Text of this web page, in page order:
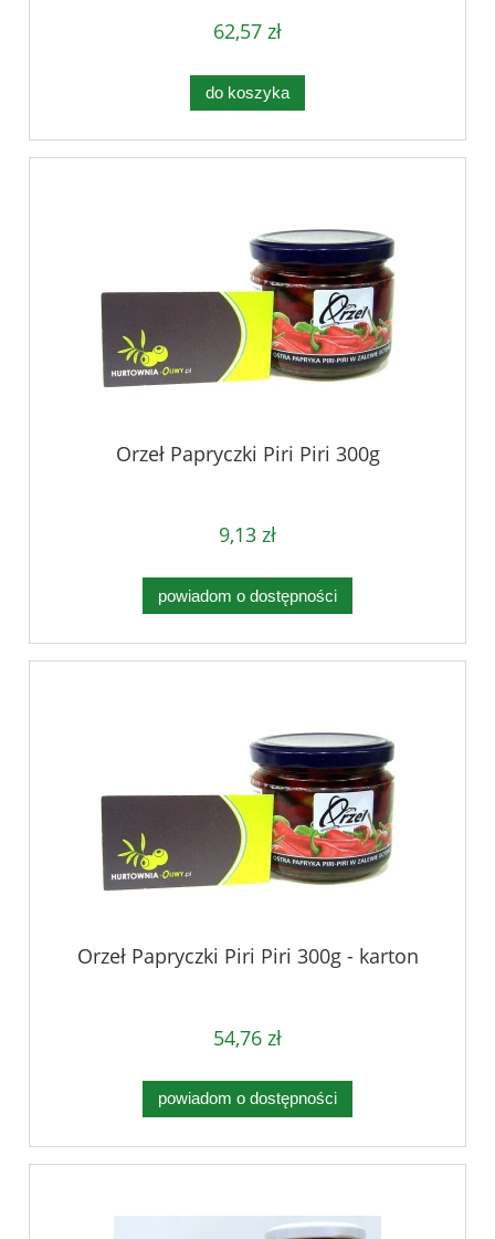
62,57 zł
do koszyka
Orzeł Papryczki Piri Piri 300g
9,13 zł
powiadom o dostępności
Orzeł Papryczki Piri Piri 300g - karton
54,76 zł
powiadom o dostępności